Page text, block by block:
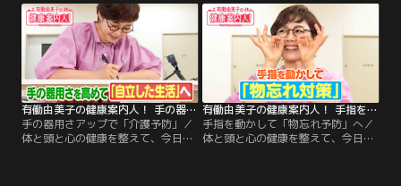
でもなる可能性がある“ぎっくり
腰”の対策」をご案内します！ 後半
は、有働さんの「2分体操」！たっ
た2分で元気な足腰をめざす体操
を、一緒に楽しくやってみましょ
う！
繋がるストレッチをご案内します！
後半は、有働さんの「2分体操」！
たった2分で元気な足腰をめざす体
操を、一緒に楽しくやってみましょ
有働由美子の健康案内人！ 手の器用さアップで「介護予防」
手の器用さアップで「介護予防」／
体と頭と心の健康を整えて、今日も
有働由美子の健康案内人！ 手指を動かして「物忘れ予防」へ
手指を動かして「物忘れ予防」へ／
体と頭と心の健康を整えて、今日も